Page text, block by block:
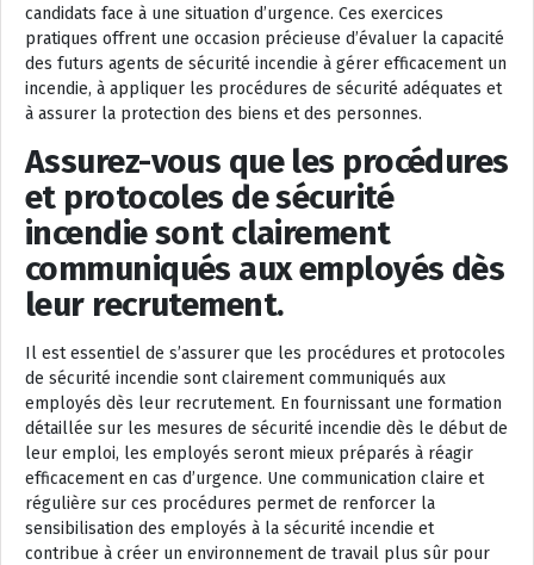
candidats face à une situation d’urgence. Ces exercices
pratiques offrent une occasion précieuse d’évaluer la capacité
des futurs agents de sécurité incendie à gérer efficacement un
incendie, à appliquer les procédures de sécurité adéquates et
à assurer la protection des biens et des personnes.
Assurez-vous que les procédures
et protocoles de sécurité
incendie sont clairement
communiqués aux employés dès
leur recrutement.
Il est essentiel de s’assurer que les procédures et protocoles
de sécurité incendie sont clairement communiqués aux
employés dès leur recrutement. En fournissant une formation
détaillée sur les mesures de sécurité incendie dès le début de
leur emploi, les employés seront mieux préparés à réagir
efficacement en cas d’urgence. Une communication claire et
régulière sur ces procédures permet de renforcer la
sensibilisation des employés à la sécurité incendie et
contribue à créer un environnement de travail plus sûr pour